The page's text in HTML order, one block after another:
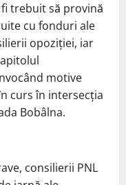
fi trebuit să provină
cu fonduri ale
opoziției, iar
motive
curs în intersecția
Bobâlna.
consilierii PNL